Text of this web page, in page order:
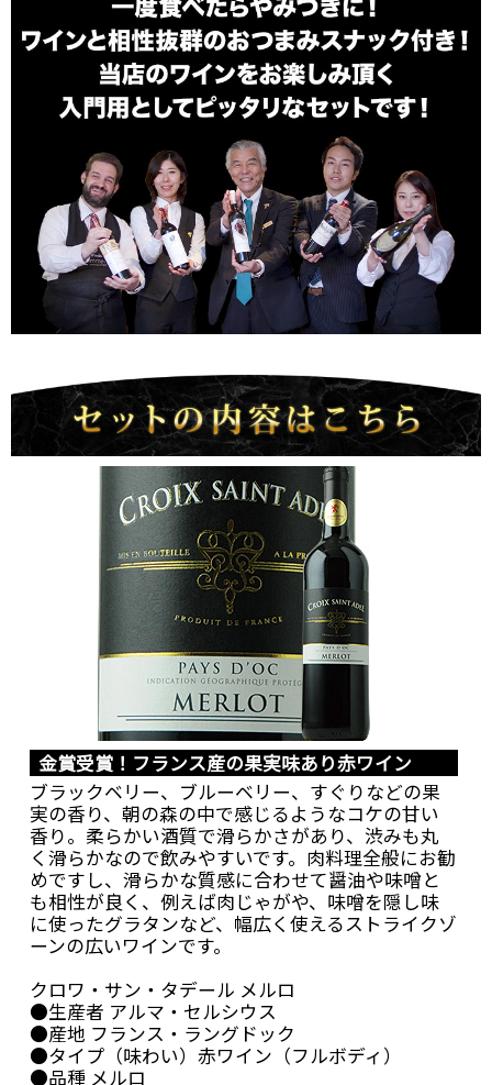
金賞受賞！フランス産の果実味あり赤ワイン
ブラックベリー、ブルーベリー、すぐりなどの果
実の香り、朝の森の中で感じるようなコケの甘い
香り。柔らかい酒質で滑らかさがあり、渋みも丸
く滑らかなので飲みやすいです。肉料理全般にお勧
めですし、滑らかな質感に合わせて醤油や味噌と
も相性が良く、例えば肉じゃがや、味噌を隠し味
に使ったグラタンなど、幅広く使えるストライクゾ
ーンの広いワインです。
クロワ・サン・タデール メルロ
●生産者 アルマ・セルシウス
●産地 フランス・ラングドック
●タイプ（味わい）赤ワイン（フルボディ）
●品種 メルロ